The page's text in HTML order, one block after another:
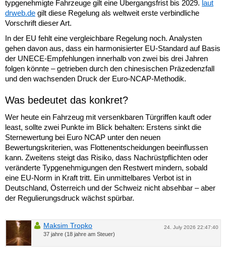
typgenehmigte Fahrzeuge gilt eine Übergangsfrist bis 2029. laut
drweb.de gilt diese Regelung als weltweit erste verbindliche
Vorschrift dieser Art.
In der EU fehlt eine vergleichbare Regelung noch. Analysten
gehen davon aus, dass ein harmonisierter EU-Standard auf Basis
der UNECE-Empfehlungen innerhalb von zwei bis drei Jahren
folgen könnte – getrieben durch den chinesischen Präzedenzfall
und den wachsenden Druck der Euro-NCAP-Methodik.
Was bedeutet das konkret?
Wer heute ein Fahrzeug mit versenkbaren Türgriffen kauft oder
least, sollte zwei Punkte im Blick behalten: Erstens sinkt die
Sternewertung bei Euro NCAP unter den neuen
Bewertungskriterien, was Flottenentscheidungen beeinflussen
kann. Zweitens steigt das Risiko, dass Nachrüstpflichten oder
veränderte Typgenehmigungen den Restwert mindern, sobald
eine EU-Norm in Kraft tritt. Ein unmittelbares Verbot ist in
Deutschland, Österreich und der Schweiz nicht absehbar – aber
der Regulierungsdruck wächst spürbar.
24. July 2026 22:47:40
Maksim Tropko
37 jahre (18 jahre am Steuer)